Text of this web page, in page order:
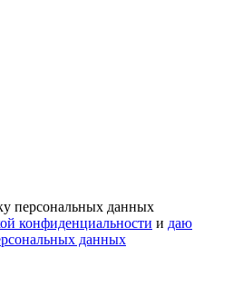
персональных данных
конфиденциальности и даю
данных